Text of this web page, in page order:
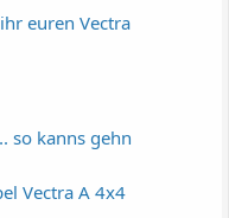
euren Vectra
so kanns gehn
Vectra A 4x4